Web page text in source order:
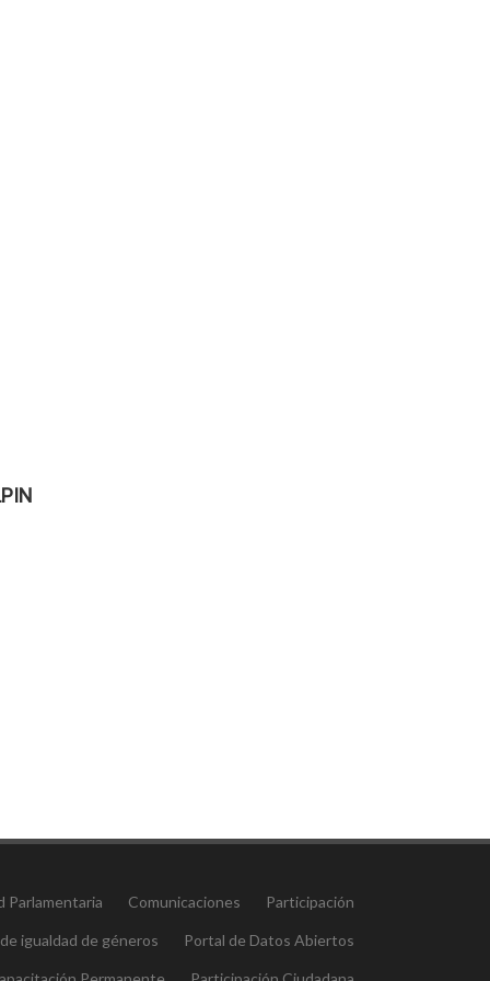
Parlamentaria Comunicaciones Participación
igualdad de géneros Portal de Datos Abiertos